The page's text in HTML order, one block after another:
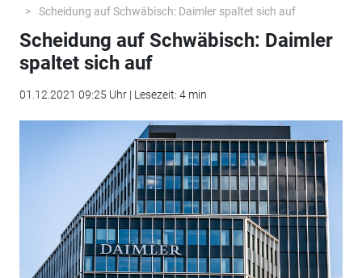
Scheidung auf Schwäbisch: Daimler spaltet sich auf
Scheidung auf Schwäbisch: Daimler
spaltet sich auf
01.12.2021 09:25 Uhr | Lesezeit: 4 min